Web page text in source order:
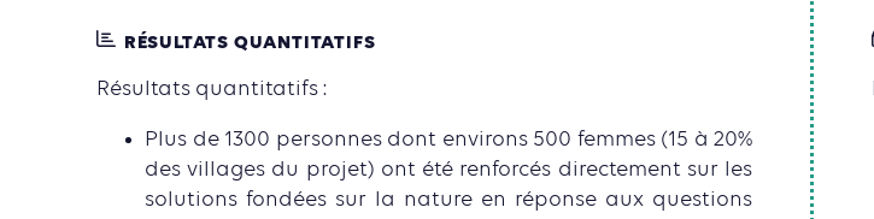
RÉSULTATS QUANTITATIFS
Résultats quantitatifs :
Plus de 1300 personnes dont environs 500 femmes (15 à 20%
des villages du projet) ont été renforcés directement sur les
solutions fondées sur la nature en réponse aux questions